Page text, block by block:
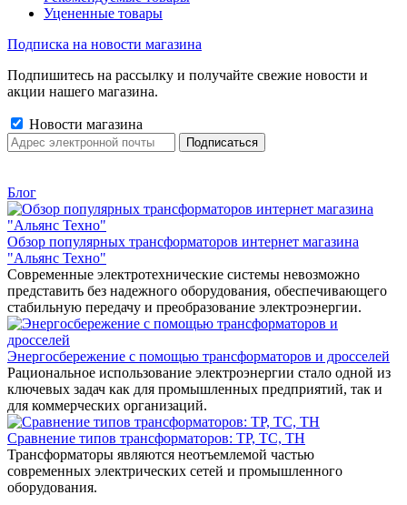
Уцененные товары
Подписка на новости магазина
Подпишитесь на рассылку и получайте свежие новости и
акции нашего магазина.
Новости магазина
Блог
Обзор популярных трансформаторов интернет магазина
"Альянс Техно"
Современные электротехнические системы невозможно
представить без надежного оборудования, обеспечивающего
стабильную передачу и преобразование электроэнергии.
Энергосбережение с помощью трансформаторов и дросселей
Рациональное использование электроэнергии стало одной из
ключевых задач как для промышленных предприятий, так и
для коммерческих организаций.
Сравнение типов трансформаторов: ТР, ТС, ТН
Трансформаторы являются неотъемлемой частью
современных электрических сетей и промышленного
оборудования.